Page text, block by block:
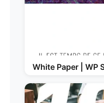
White Paper | WP